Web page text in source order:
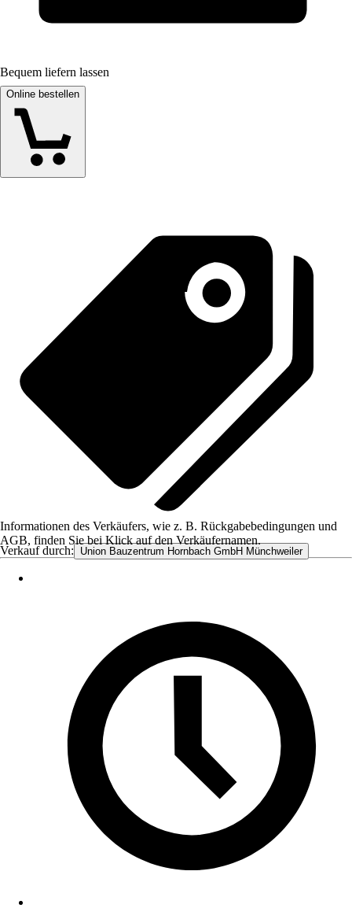
Bequem liefern lassen
Online bestellen
Verkauf durch: Union Bauzentrum Hornbach GmbH Münchweiler
Informationen des Verkäufers, wie z. B. Rückgabebedingungen und
AGB, finden Sie bei Klick auf den Verkäufernamen.